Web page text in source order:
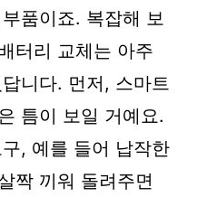
품이죠. 복잡해 보
터리 교체는 아주
니다. 먼저, 스마트
틈이 보일 거예요.
, 예를 들어 납작한
짝 끼워 돌려주면